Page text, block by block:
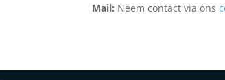
Mail: Neem contact via ons